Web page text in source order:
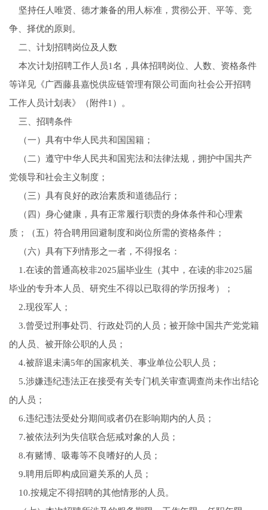
坚持任人唯贤、德才兼备的用人标准，贯彻公开、平等、竞
争、择优的原则。
二、计划招聘岗位及人数
本次计划招聘工作人员1名，具体招聘岗位、人数、资格条件
等详见《广西藤县嘉悦供应链管理有限公司面向社会公开招聘
工作人员计划表》（附件1）。
三、招聘条件
（一）具有中华人民共和国国籍；
（二）遵守中华人民共和国宪法和法律法规，拥护中国共产
党领导和社会主义制度；
（三）具有良好的政治素质和道德品行；
（四）身心健康，具有正常履行职责的身体条件和心理素
质；（五）符合聘用回避制度和岗位所需的资格条件；
（六）具有下列情形之一者，不得报名：
1.在读的普通高校非2025届毕业生（其中，在读的非2025届
毕业的专升本人员、研究生不得以已取得的学历报考）；
2.现役军人；
3.曾受过刑事处罚、行政处罚的人员；被开除中国共产党党籍
的人员、被开除公职的人员；
4.被辞退未满5年的国家机关、事业单位公职人员；
5.涉嫌违纪违法正在接受有关专门机关审查调查尚未作出结论
的人员；
6.违纪违法受处分期间或者仍在影响期内的人员；
7.被依法列为失信联合惩戒对象的人员；
8.有赌博、吸毒等不良嗜好的人员；
9.聘用后即构成回避关系的人员；
10.按规定不得招聘的其他情形的人员。